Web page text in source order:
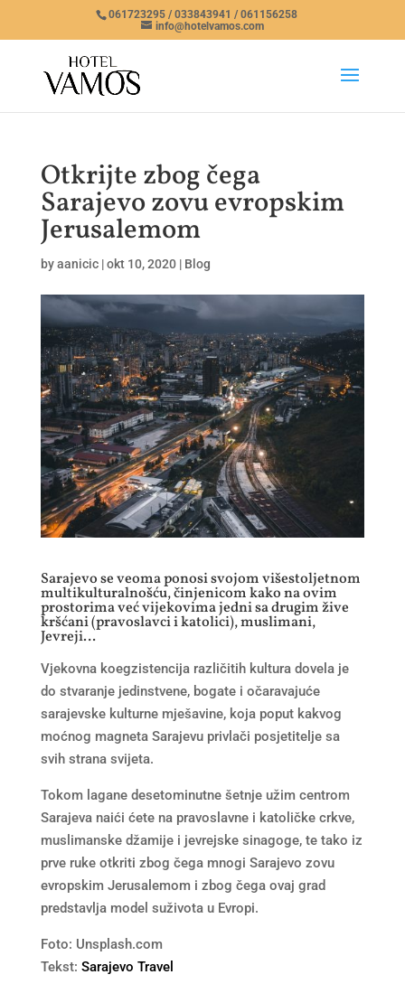
061723295 / 033843941 / 061156258
info@hotelvamos.com
Otkrijte zbog čega
Sarajevo zovu evropskim
Jerusalemom
byaanicic|okt 10, 2020| Blog
Sarajevo se veoma ponosi svojom višestoljetnom
multikulturalnošću, činjenicom kako na ovim
prostorima već vijekovima jedni sa drugim žive
kršćani (pravoslavci i katolici), muslimani,
Jevreji…
Vjekovna koegzistencija različitih kultura dovela je
do stvaranje jedinstvene, bogate i očaravajuće
sarajevske kulturne mješavine, koja poput kakvog
moćnog magneta Sarajevu privlači posjetitelje sa
svih strana svijeta.
Tokom lagane desetominutne šetnje užim centrom
Sarajeva naići ćete na pravoslavne i katoličke crkve,
muslimanske džamije i jevrejske sinagoge, te tako iz
prve ruke otkriti zbog čega mnogi Sarajevo zovu
evropskim Jerusalemom i zbog čega ovaj grad
predstavlja model suživota u Evropi.
Foto: Unsplash.com
Tekst: Sarajevo Travel